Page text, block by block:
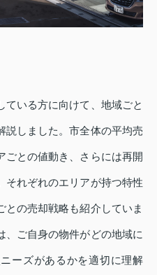
いる方に向けて、地域ごと
説しました。市全体の平均売
ごとの値動き、さらには再開
それぞれのエリアが持つ特性
の売却戦略も紹介していま
、ご自身の物件がどの地域に
ーズがあるかを適切に理解